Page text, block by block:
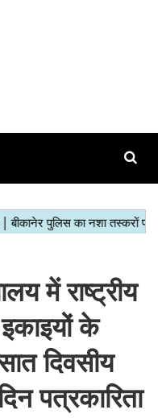
में राष्ट्रीय
के
दिवसीय
पत्रकारिता